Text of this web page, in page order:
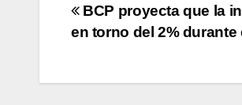
Navegación
entradas
BCP proyecta que la
en torno del 2% durante